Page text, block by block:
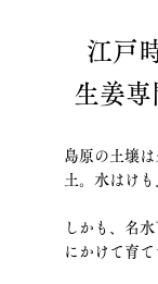
江戸
生姜専
島原の土壌
土。水はけ
しかも、名
にかけて育て